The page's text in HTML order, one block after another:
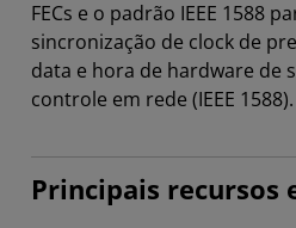
FECs e o padrão IEEE 1588
sincronização de clock de
data e hora de hardware de
controle em rede (IEEE 1588).
Principais recursos